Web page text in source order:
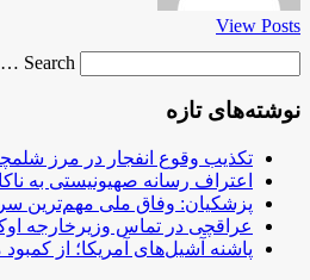
View Posts
Search …
نوشته‌های تازه
تکذیب وقوع انفجار در مرز
اعتراف رسانه صهیونیستی به
پزشکیان: وفاق ملی مهم‌ترین
عراقچی در تماس وزیرخارجه
پاشنه آشیل‌های آمریکا؛ از